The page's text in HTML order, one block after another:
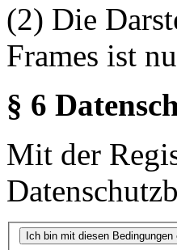
(2) Die
Frames ist
§ 6
Mit der